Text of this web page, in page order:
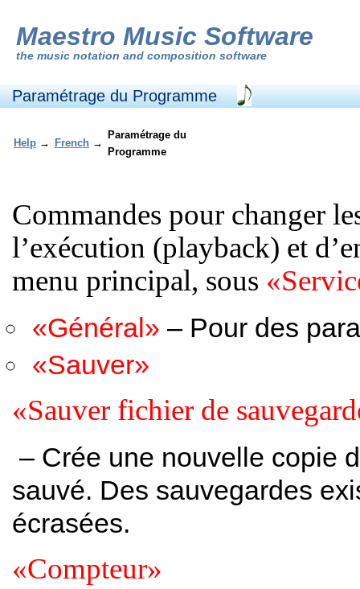
Maestro Music Software
the music notation and composition software
Paramétrage du Programme
Help → French →
Paramétrage du
Programme
Commandes pour changer
l’exécution (playback) et
menu principal, sous
«Général» – Pour des
«Sauver»
«Sauver fichier de
– Crée une nouvelle copie
sauvé. Des sauvegardes
écrasées.
«Compteur»